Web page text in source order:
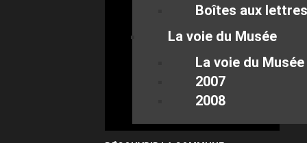
Boîtes aux lettres
La voie du Musée
La voie du Musée
2007
2008